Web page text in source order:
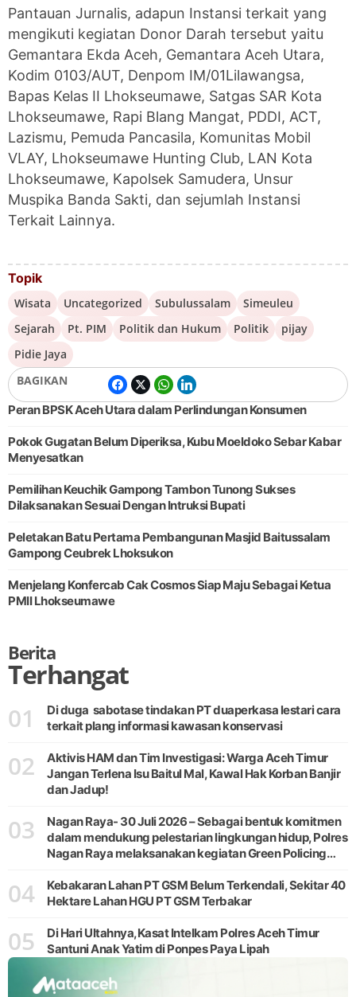
Pantauan Jurnalis, adapun Instansi terkait yang
mengikuti kegiatan Donor Darah tersebut yaitu
Gemantara Ekda Aceh, Gemantara Aceh Utara,
Kodim 0103/AUT, Denpom IM/01Lilawangsa,
Bapas Kelas II Lhokseumawe, Satgas SAR Kota
Lhokseumawe, Rapi Blang Mangat, PDDI, ACT,
Lazismu, Pemuda Pancasila, Komunitas Mobil
VLAY, Lhokseumawe Hunting Club, LAN Kota
Lhokseumawe, Kapolsek Samudera, Unsur
Muspika Banda Sakti, dan sejumlah Instansi
Terkait Lainnya.
Topik
Wisata Uncategorized Subulussalam
Simeuleu
Sejarah
Pt. PIM Politik dan Hukum Politik
pijay
Pidie Jaya
BAGIKAN
Peran BPSK Aceh Utara dalam Perlindungan Konsumen
Pokok Gugatan Belum Diperiksa, Kubu Moeldoko Sebar Kabar
Menyesatkan
Pemilihan Keuchik Gampong Tambon Tunong Sukses
Dilaksanakan Sesuai Dengan Intruksi Bupati
Peletakan Batu Pertama Pembangunan Masjid Baitussalam
Gampong Ceubrek Lhoksukon
Menjelang Konfercab Cak Cosmos Siap Maju Sebagai Ketua
PMII Lhokseumawe
Berita
Terhangat
01
Di duga sabotase tindakan PT duaperkasa lestari cara
terkait plang informasi kawasan konservasi
02
Aktivis HAM dan Tim Investigasi: Warga Aceh Timur
Jangan Terlena Isu Baitul Mal, Kawal Hak Korban Banjir
dan Jadup!
03
Nagan Raya- 30 Juli 2026 – Sebagai bentuk komitmen
dalam mendukung pelestarian lingkungan hidup, Polres
Nagan Raya melaksanakan kegiatan Green Policing
Kecamatan Beutong, Kabupaten
04
Kebakaran Lahan PT GSM Belum Terkendali, Sekitar 40
Hektare Lahan HGU PT GSM Terbakar
05
Di Hari Ultahnya,Kasat Intelkam Polres Aceh Timur
Santuni Anak Yatim di Ponpes Paya Lipah